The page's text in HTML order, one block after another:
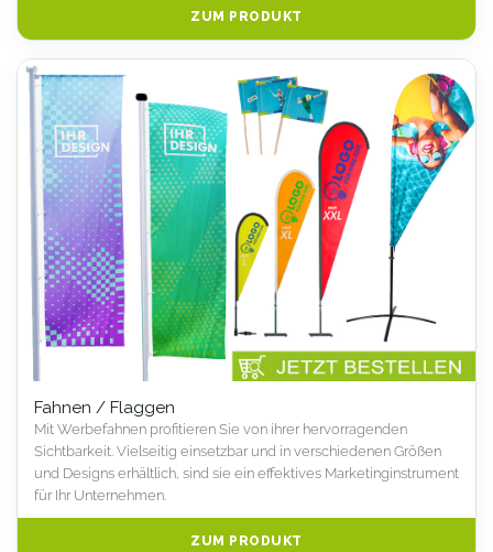
ZUM PRODUKT
Fahnen / Flaggen
Mit Werbefahnen profitieren Sie von ihrer hervorragenden
Sichtbarkeit. Vielseitig einsetzbar und in verschiedenen Größen
und Designs erhältlich, sind sie ein effektives Marketinginstrument
für Ihr Unternehmen.
ZUM PRODUKT